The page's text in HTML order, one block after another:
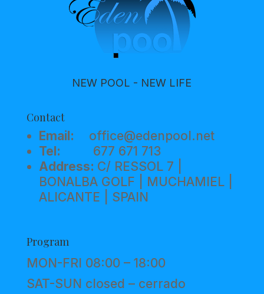
NEW POOL - NEW LIFE
Contact
Email: office@edenpool.net
Tel: 677 671 713
Address: C/ RESSOL 7 |
BONALBA GOLF | MUCHAMIEL |
ALICANTE | SPAIN
Program
MON-FRI 08:00 – 18:00
SAT-SUN closed – cerrado